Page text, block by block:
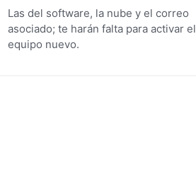
Las del software, la nube y el correo
asociado; te harán falta para activar el
equipo nuevo.